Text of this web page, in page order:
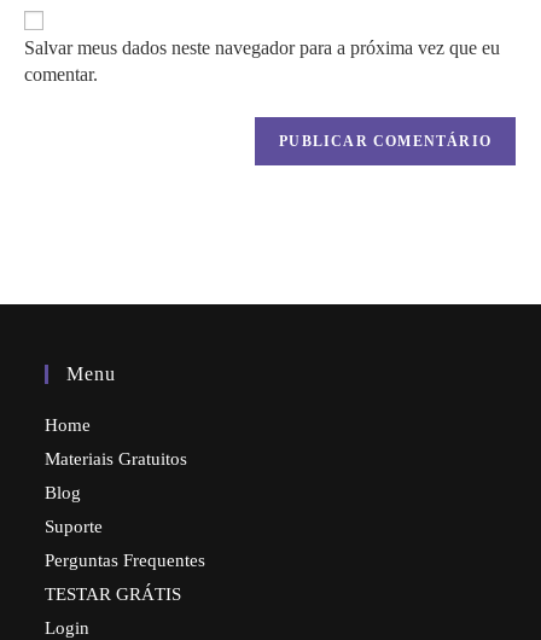
para
comentar
do
seu
site
(opcional)
Salvar meus dados neste navegador para a próxima vez que eu
comentar.
Menu
Home
Materiais Gratuitos
Blog
Suporte
Perguntas Frequentes
TESTAR GRÁTIS
Login